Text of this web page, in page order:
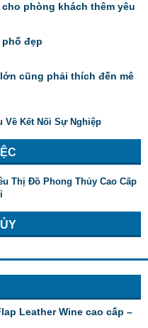
phòng khách thêm yêu
đẹp
cũng phải thích đến mê
Leather Wine cao cấp –